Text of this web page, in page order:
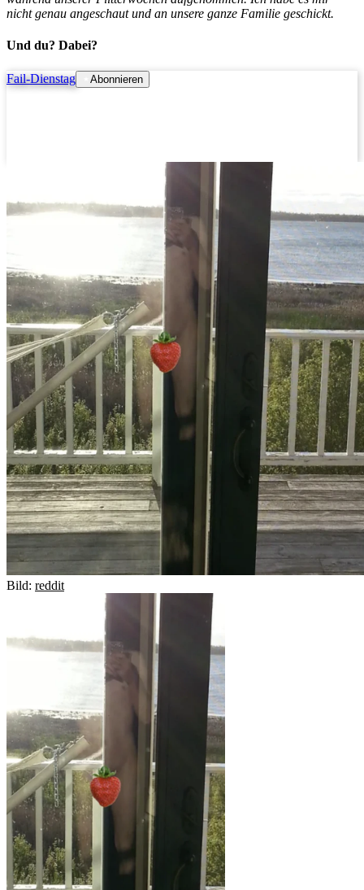
nicht genau angeschaut und an unsere ganze Familie geschickt.
Und du? Dabei?
Fail-Dienstag Abonnieren
Bild: reddit